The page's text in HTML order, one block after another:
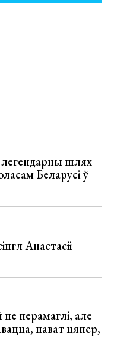
легендарны шлях
Беларусі ў
Анастасіі
перамаглі, але
нават цяпер,